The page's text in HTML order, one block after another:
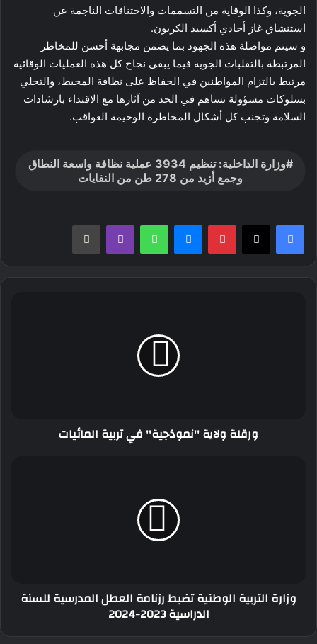
الجوية، وكذا الوقاية من التسممات والاختناقات الناجمة عن
استنشاق غاز أحادي أكسيد الكربون.
و سيتم مواصلة هذه الجهود بما يضمن مجابهة أحسن للمخاطر
المرتبطة بالتقلبات الجوية فيما يبقى نجاح كل هذه العمليات الوقائية
مرتبط بالتزام المواطنين في الحفاظ على نظافة المحيط، والتحلي
بسلوكات مسؤولة تساهم في الحد من آثارها مع الاقتداء بارشادات
السلامة وتجنب كل أشكال المخاطرة الوخيمة العواقب.
وزارة الداخلية: تنظيم 3934 عملية نظافة واسعة النطاق
وجمع أزيد من 278 طن من النفايات
بينتيريستماسنجر واتساب ڤايبر طباعة
ورقلة ولاية ''نموذجية'' في تربية المائيات
2023-
وزارة التربية الوطنية تضبط رزنامة العطل المدرسية للسنة
الدراسية 2023-2024